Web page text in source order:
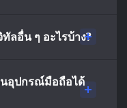
ลอื่น ๆ อะไรบ้าง?
อุปกรณ์มือถือได้